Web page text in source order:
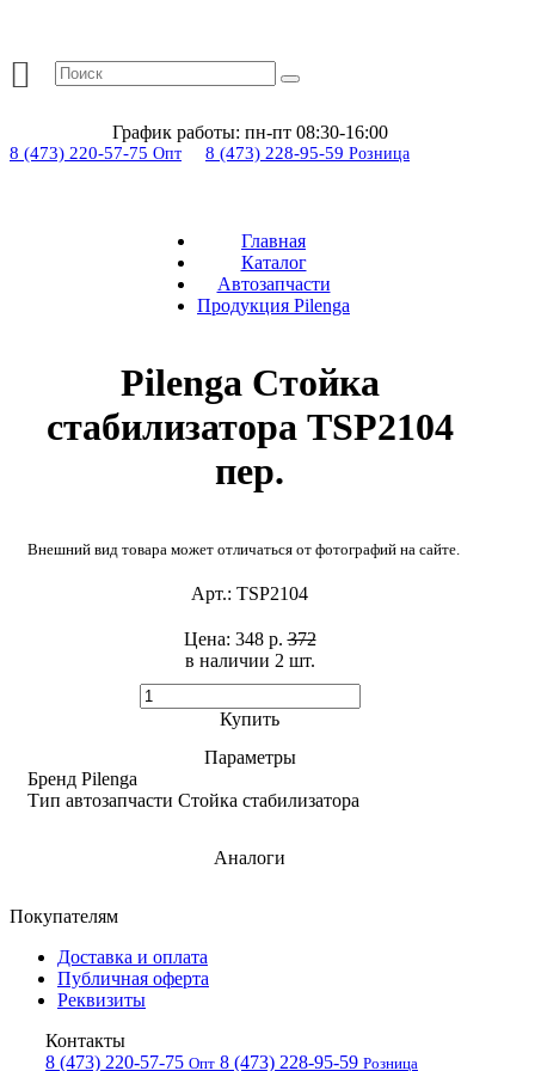
График работы: пн-пт 08:30-16:00
8 (473) 220-57-75 Опт 8 (473) 228-95-59 Розница
Главная
Каталог
Автозапчасти
Продукция Pilenga
Pilenga Стойка
стабилизатора TSP2104
пер.
Внешний вид товара может отличаться от фотографий на сайте.
Арт.: TSP2104
в наличии 2 шт. ​
Цена: 348 р.372
Купить
Параметры
Бренд Pilenga
Тип автозапчасти Стойка стабилизатора
Аналоги
Покупателям
Доставка и оплата
Публичная оферта
Реквизиты
Контакты
8 (473) 220-57-75 Опт 8 (473) 228-95-59 Розница